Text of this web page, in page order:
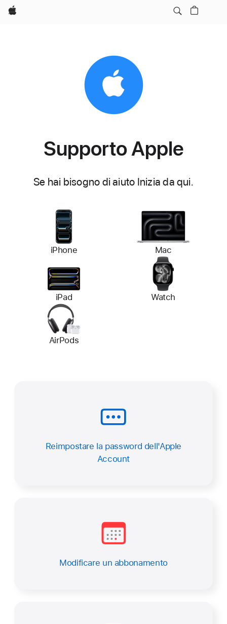
Apple
Supporto Apple
Se hai bisogno di aiuto Inizia da qui.
iPhone Mac
iPad Watch
AirPods
Reimpostare la password dell'Apple
Account
Modificare un abbonamento